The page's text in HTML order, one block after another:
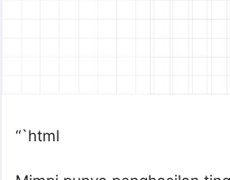
“`html